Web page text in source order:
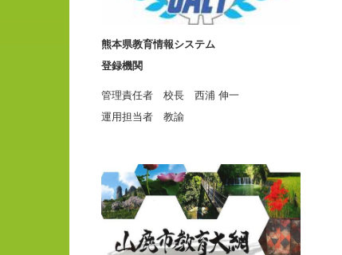
熊本県教育情報システム
登録機関
管理責任者 校長 西浦 伸一
運用担当者 教諭